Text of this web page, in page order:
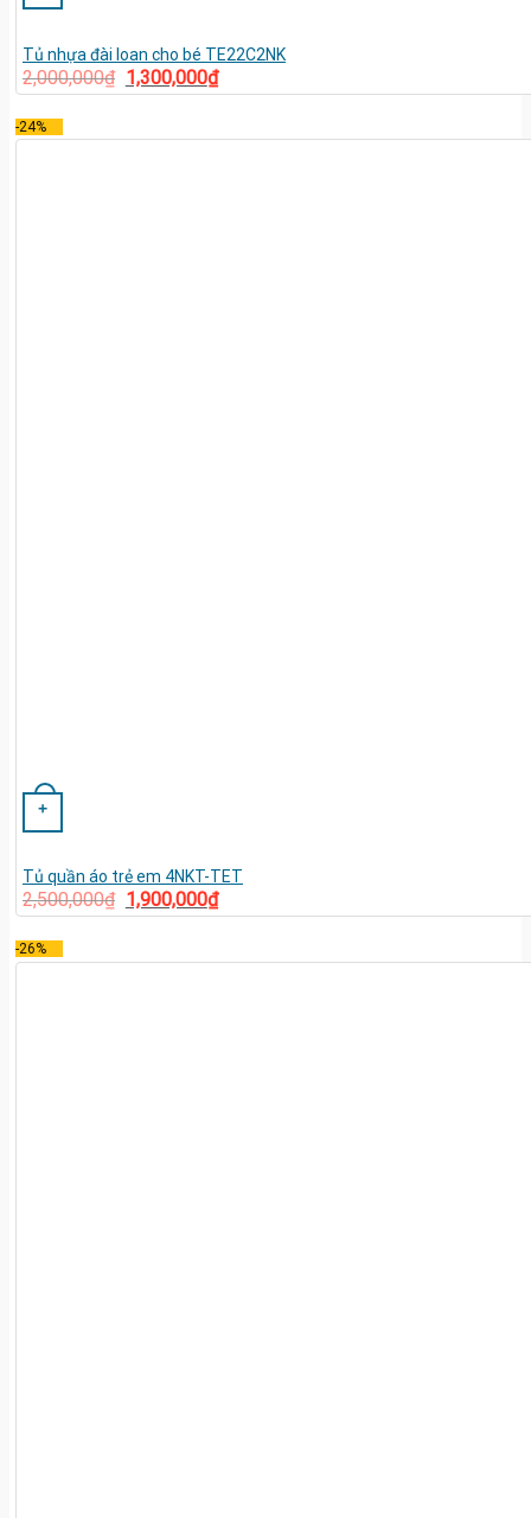
Tủ nhựa đài loan cho bé TE22C2NK
2,000,000₫ 1,300,000₫
-24%
+
Tủ quần áo trẻ em 4NKT-TET
2,500,000₫ 1,900,000₫
-26%